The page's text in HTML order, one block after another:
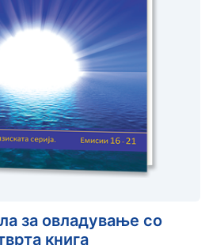
за овладување со
книга